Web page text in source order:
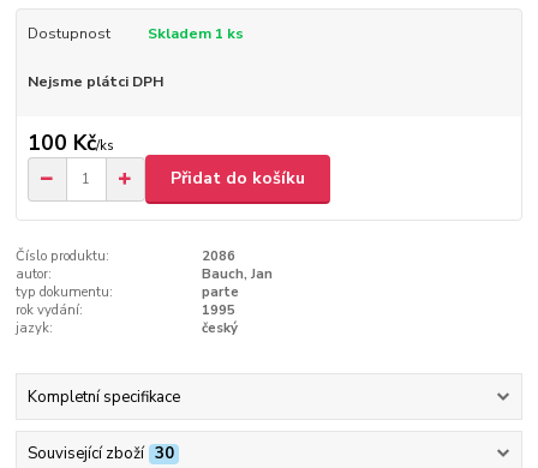
Dostupnost Skladem 1 ks
Nejsme plátci DPH
100 Kč/ks
Přidat do košíku
Číslo produktu:
2086
autor:
Bauch, Jan
typ dokumentu:
parte
rok vydání:
1995
jazyk:
český
Kompletní specifikace
Související zboží 30